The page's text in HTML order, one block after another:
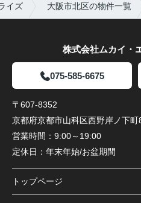
イズ 大阪市北区の物件一覧
株式会社ムカイ・
075-585-6675
〒607-8352
京都府京都市山科区西野岸ノ下町
営業時間： 9:00～19:00
定休日： 年末年始/お盆期間
トップページ